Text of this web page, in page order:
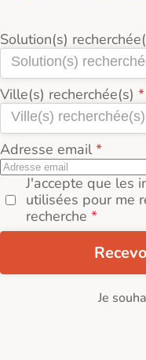
Solution(s)
Ville(s) recherchée(s)
Adresse email
J'accepte que les
utilisées pour me
recherche
Je